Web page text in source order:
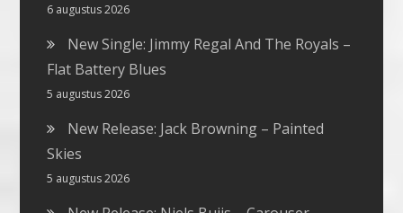
6 augustus 2026
New Single: Jimmy Regal And The Royals –
Flat Battery Blues
5 augustus 2026
New Release: Jack Browning – Painted
Skies
5 augustus 2026